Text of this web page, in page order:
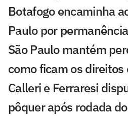
Botafogo encaminha
Paulo por
São Paulo mantém
como ficam os direitos
Calleri e Ferraresi
pôquer após rodada